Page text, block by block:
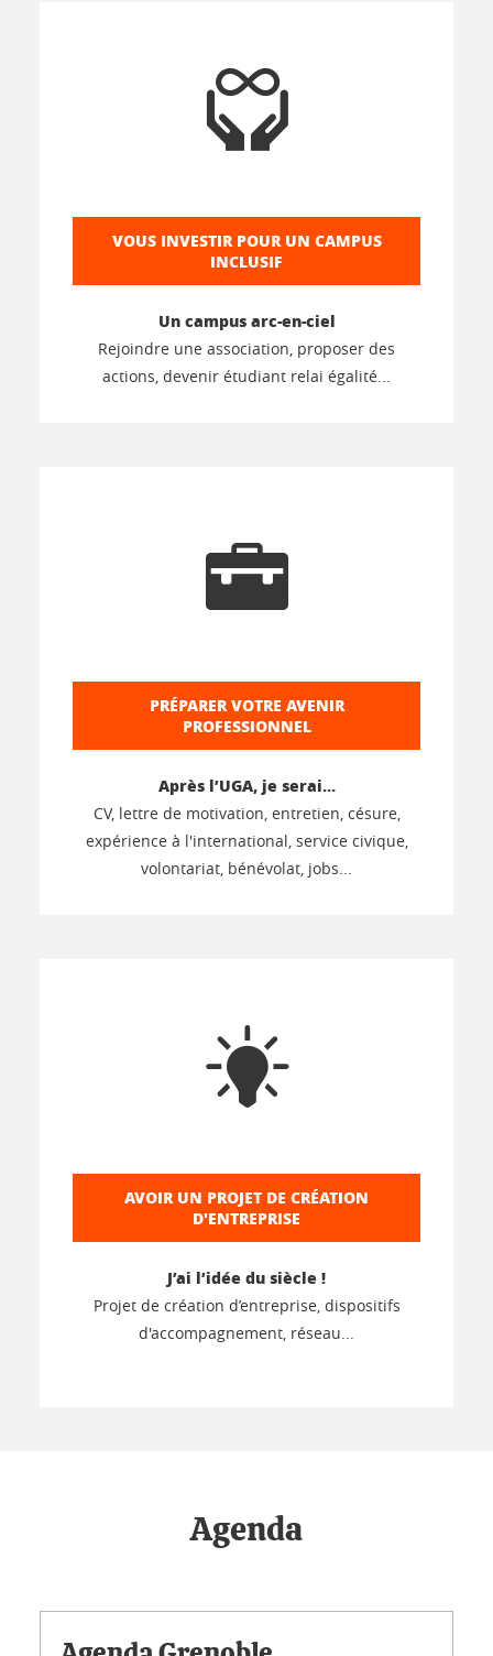
VOUS INVESTIR POUR UN CAMPUS
INCLUSIF
Un campus arc-en-ciel
Rejoindre une association, proposer des
actions, devenir étudiant relai égalité...
PRÉPARER VOTRE AVENIR
PROFESSIONNEL
Après l’UGA, je serai…
CV, lettre de motivation, entretien, césure,
expérience à l'international, service civique,
volontariat, bénévolat, jobs...
AVOIR UN PROJET DE CRÉATION
D'ENTREPRISE
J’ai l’idée du siècle !
Projet de création d’entreprise, dispositifs
d'accompagnement, réseau...
Agenda